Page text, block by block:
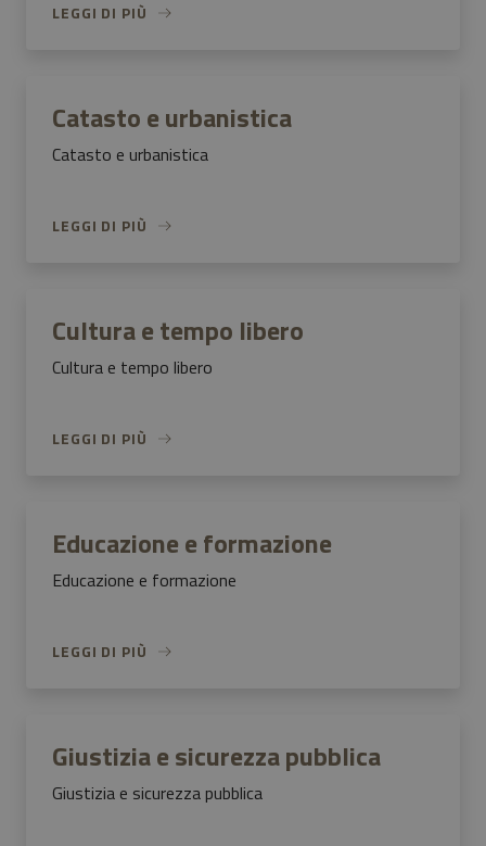
LEGGI DI PIÙ
Catasto e urbanistica
Catasto e urbanistica
LEGGI DI PIÙ
Cultura e tempo libero
Cultura e tempo libero
LEGGI DI PIÙ
Educazione e formazione
Educazione e formazione
LEGGI DI PIÙ
Giustizia e sicurezza pubblica
Giustizia e sicurezza pubblica